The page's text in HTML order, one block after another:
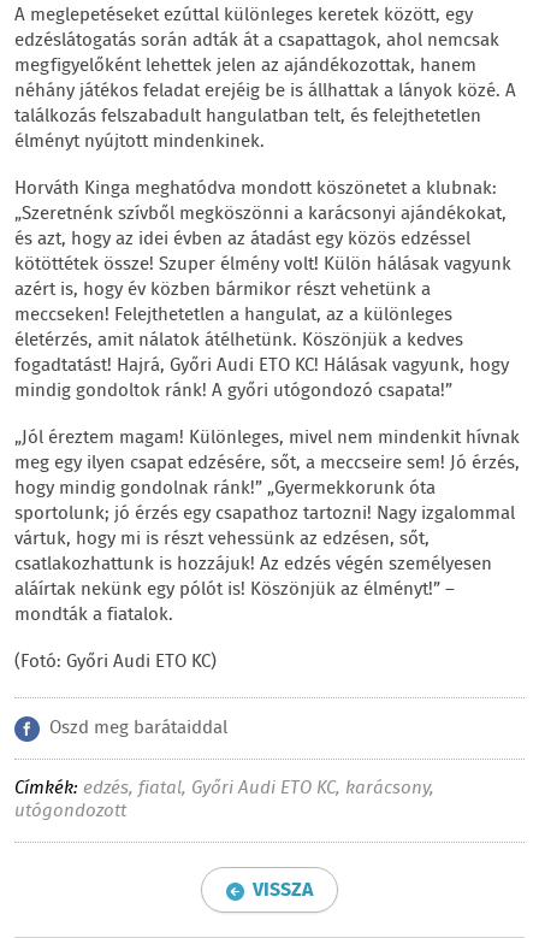
A meglepetéseket ezúttal különleges keretek között, egy
edzéslátogatás során adták át a csapattagok, ahol nemcsak
megfigyelőként lehettek jelen az ajándékozottak, hanem
néhány játékos feladat erejéig be is állhattak a lányok közé. A
találkozás felszabadult hangulatban telt, és felejthetetlen
élményt nyújtott mindenkinek.
Horváth Kinga meghatódva mondott köszönetet a klubnak:
„Szeretnénk szívből megköszönni a karácsonyi ajándékokat,
és azt, hogy az idei évben az átadást egy közös edzéssel
kötöttétek össze! Szuper élmény volt! Külön hálásak vagyunk
azért is, hogy év közben bármikor részt vehetünk a
meccseken! Felejthetetlen a hangulat, az a különleges
életérzés, amit nálatok átélhetünk. Köszönjük a kedves
fogadtatást! Hajrá, Győri Audi ETO KC! Hálásak vagyunk, hogy
mindig gondoltok ránk! A győri utógondozó csapata!”
„Jól éreztem magam! Különleges, mivel nem mindenkit hívnak
meg egy ilyen csapat edzésére, sőt, a meccseire sem! Jó érzés,
hogy mindig gondolnak ránk!” „Gyermekkorunk óta
sportolunk; jó érzés egy csapathoz tartozni! Nagy izgalommal
vártuk, hogy mi is részt vehessünk az edzésen, sőt,
csatlakozhattunk is hozzájuk! Az edzés végén személyesen
aláírtak nekünk egy pólót is! Köszönjük az élményt!” –
mondták a fiatalok.
(Fotó: Győri Audi ETO KC)
Oszd meg barátaiddal
Címkék: edzés,fiatal, Győri Audi ETO KC, karácsony,
utógondozott
VISSZA